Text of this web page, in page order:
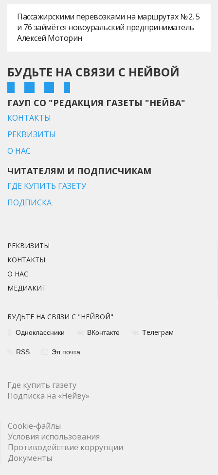
Пассажирскими перевозками на маршрутах № 2, 5
и 76 займётся новоуральский предприниматель
Алексей Моторин
БУДЬТЕ НА СВЯЗИ С НЕЙВОЙ
ГАУП СО "РЕДАКЦИЯ ГАЗЕТЫ "НЕЙВА"
КОНТАКТЫ
РЕКВИЗИТЫ
О НАС
ЧИТАТЕЛЯМ И ПОДПИСЧИКАМ
ГДЕ КУПИТЬ ГАЗЕТУ
ПОДПИСКА
РЕКВИЗИТЫ
КОНТАКТЫ
О НАС
МЕДИАКИТ
БУДЬТЕ НА СВЯЗИ С "НЕЙВОЙ"
Одноклассники ВКонтакте Телеграм
RSS Эл.почта
Где купить газету
Подписка на «Нейву»
Cookie-файлы
Условия использования
Противодействие коррупции
Документы